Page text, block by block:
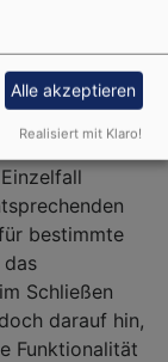
(‚Cookie-
bestimmte
das
Schließen
darauf hin,
Funktionalität
Alle akzeptieren
Realisiert mit Klaro!